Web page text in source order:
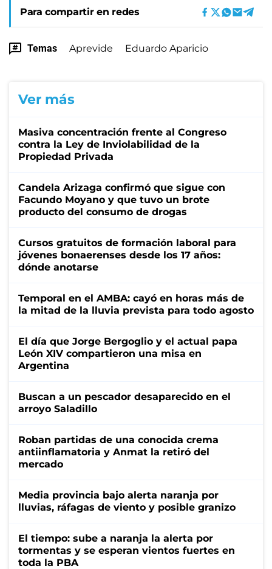
Para compartir en redes
Temas Aprevide Eduardo Aparicio
Ver más
Masiva concentración frente al Congreso
contra la Ley de Inviolabilidad de la
Propiedad Privada
Candela Arizaga confirmó que sigue con
Facundo Moyano y que tuvo un brote
producto del consumo de drogas
Cursos gratuitos de formación laboral para
jóvenes bonaerenses desde los 17 años:
dónde anotarse
Temporal en el AMBA: cayó en horas más de
la mitad de la lluvia prevista para todo agosto
El día que Jorge Bergoglio y el actual papa
León XIV compartieron una misa en
Argentina
Buscan a un pescador desaparecido en el
arroyo Saladillo
Roban partidas de una conocida crema
antiinflamatoria y Anmat la retiró del
mercado
Media provincia bajo alerta naranja por
lluvias, ráfagas de viento y posible granizo
El tiempo: sube a naranja la alerta por
tormentas y se esperan vientos fuertes en
toda la PBA